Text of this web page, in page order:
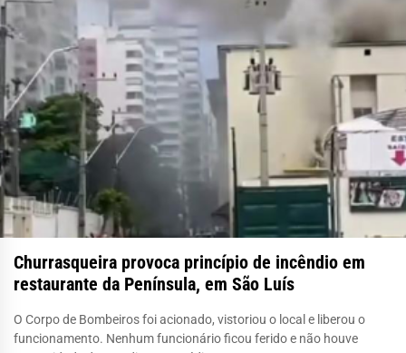
Churrasqueira provoca princípio de incêndio em
restaurante da Península, em São Luís
O Corpo de Bombeiros foi acionado, vistoriou o local e liberou o
funcionamento. Nenhum funcionário ficou ferido e não houve